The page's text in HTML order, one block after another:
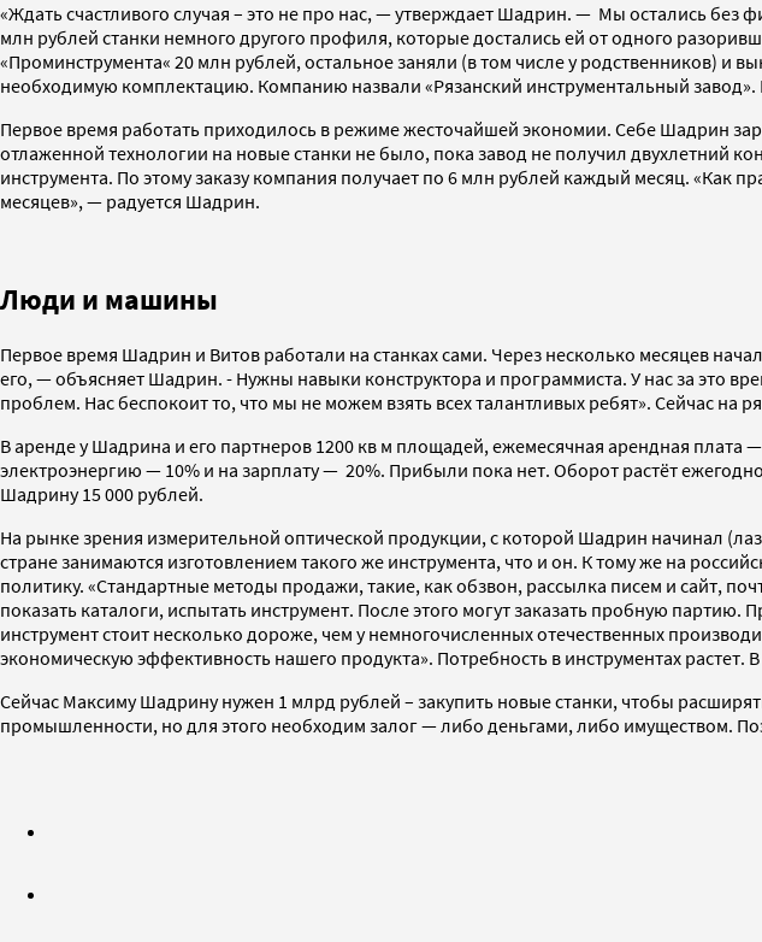
«Ждать счастливого случая – это не про нас, — утверждает Шадрин. — Мы остались
млн рублей станки немного другого профиля, которые достались ей от одного
«Проминструмента« 20 млн рублей, остальное заняли (в том числе у родственников) и
необходимую комплектацию. Компанию назвали «Рязанский инструментальный
Первое время работать приходилось в режиме жесточайшей экономии. Себе Шадрин
отлаженной технологии на новые станки не было, пока завод не получил двухлетний
инструмента. По этому заказу компания получает по 6 млн рублей каждый месяц. «Как
месяцев», — радуется Шадрин.
Люди и машины
Первое время Шадрин и Витов работали на станках сами. Через несколько месяцев
его, — объясняет Шадрин. - Нужны навыки конструктора и программиста. У нас за это
проблем. Нас беспокоит то, что мы не можем взять всех талантливых ребят». Сейчас на
В аренде у Шадрина и его партнеров 1200 кв м площадей, ежемесячная арендная плата
электроэнергию — 10% и на зарплату — 20%. Прибыли пока нет. Оборот растёт
Шадрину 15 000 рублей.
На рынке зрения измерительной оптической продукции, с которой Шадрин начинал
стране занимаются изготовлением такого же инструмента, что и он. К тому же на
политику. «Стандартные методы продажи, такие, как обзвон, рассылка писем и сайт,
показать каталоги, испытать инструмент. После этого могут заказать пробную
инструмент стоит несколько дороже, чем у немногочисленных отечественных
экономическую эффективность нашего продукта». Потребность в инструментах
Сейчас Максиму Шадрину нужен 1 млрд рублей – закупить новые станки, чтобы
промышленности, но для этого необходим залог — либо деньгами, либо имуществом.